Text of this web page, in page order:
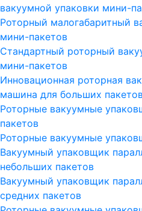
вакуумной упаковки мини-
Роторный малогабаритный
мини-пакетов
Стандартный роторный
мини-пакетов
Инновационная роторная
машина для больших
Роторные вакуумные
пакетов
Роторные вакуумные
Вакуумный упаковщик
небольших пакетов
Вакуумный упаковщик
средних пакетов